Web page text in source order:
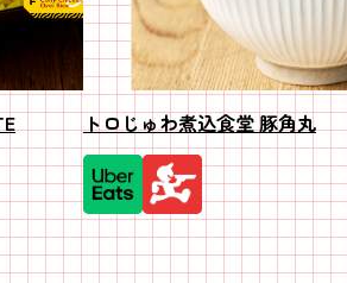
トロじゅわ煮込食堂 豚角丸